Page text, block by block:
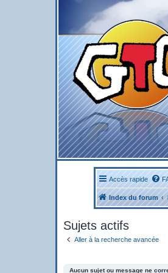
Accès rapide
Index du forum
Sujets actifs
Aller à la recherche avancée
Aucun sujet ou message ne